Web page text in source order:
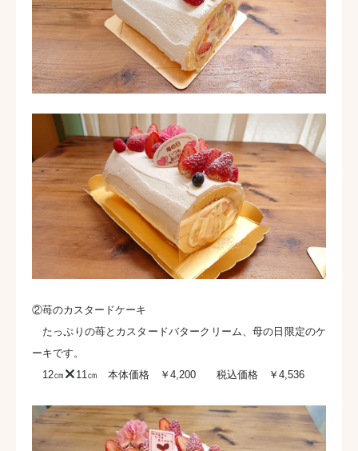
②苺のカスタードケーキ
たっぷりの苺とカスタードバタークリーム、母の日限定のケ
ーキです。
12㎝
11㎝ 本体価格 ￥4,200 税込価格 ￥4,536